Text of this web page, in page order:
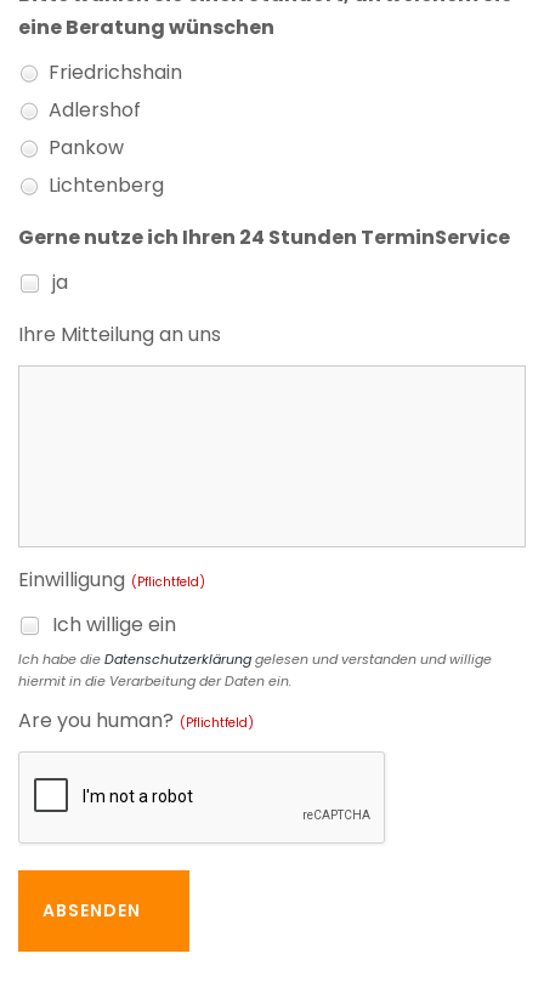
eine Beratung wünschen
Friedrichshain
Adlershof
Pankow
Lichtenberg
Gerne nutze ich Ihren 24 Stunden TerminService
ja
Ihre Mitteilung an uns
Einwilligung (Pflichtfeld)
Ich willige ein
Ich habe dieDatenschutzerklärunggelesen und verstanden und willige
hiermit in die Verarbeitung der Daten ein.
Are you human? (Pflichtfeld)
ABSENDEN